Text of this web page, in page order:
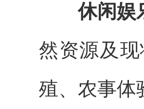
休闲娱
然资源及
殖、农事体